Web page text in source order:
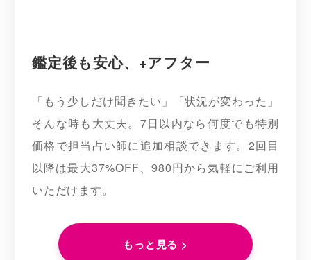
鑑定後も安心、+アフター
「もう少しだけ聞きたい」「状況が変わった」
そんな時も大丈夫。7日以内なら何度でも特別
価格で担当占い師に追加相談できます。2回目
以降は最大37%OFF、980円から気軽にご利用
いただけます。
もっと見る >